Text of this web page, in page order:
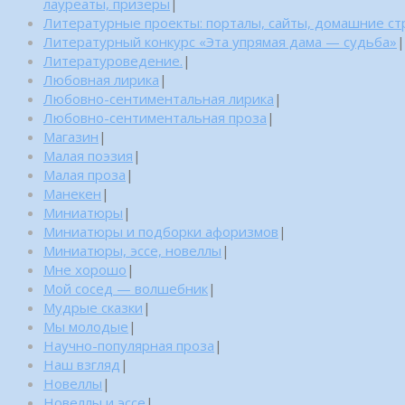
Литературные проекты: порталы, сайты, домашние
Литературный конкурс «Эта упрямая дама — судьба» |
Литературоведение. |
Любовная лирика |
Любовно-сентиментальная лирика |
Любовно-сентиментальная проза |
Магазин |
Малая поэзия |
Малая проза |
Манекен |
Миниатюры |
Миниатюры и подборки афоризмов |
Миниатюры, эссе, новеллы |
Мне хорошо |
Мой сосед — волшебник|
Мудрые сказки |
Мы молодые |
Научно-популярная проза |
Наш взгляд |
Новеллы |